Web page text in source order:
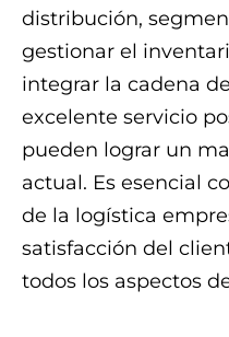
distribución,
gestionar el
integrar la cadena
excelente servicio
pueden lograr un
actual. Es esencial
de la logística
satisfacción del
todos los aspectos